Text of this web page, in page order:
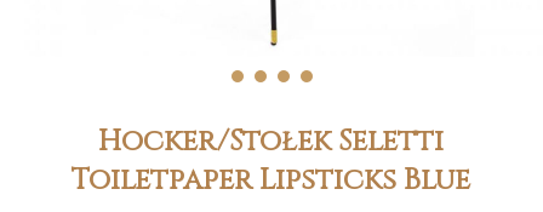
1 2 3 4
Hocker/Stołek Seletti
Toiletpaper Lipsticks Blue